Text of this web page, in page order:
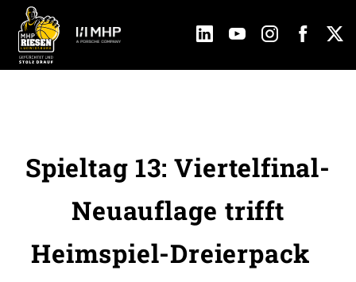
Spieltag 13: Viertelfinal-
Neuauflage trifft
Heimspiel-Dreierpack